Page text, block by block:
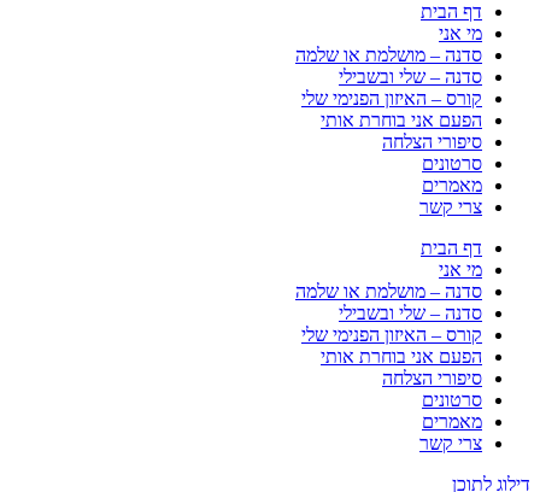
דף הבית
מי אני
סדנה – מושלמת או שלמה
סדנה – שלי ובשבילי
קורס – האיזון הפנימי שלי
הפעם אני בוחרת אותי
סיפורי הצלחה
סרטונים
מאמרים
צרי קשר
דף הבית
מי אני
סדנה – מושלמת או שלמה
סדנה – שלי ובשבילי
קורס – האיזון הפנימי שלי
הפעם אני בוחרת אותי
סיפורי הצלחה
סרטונים
מאמרים
צרי קשר
דילוג לתוכן